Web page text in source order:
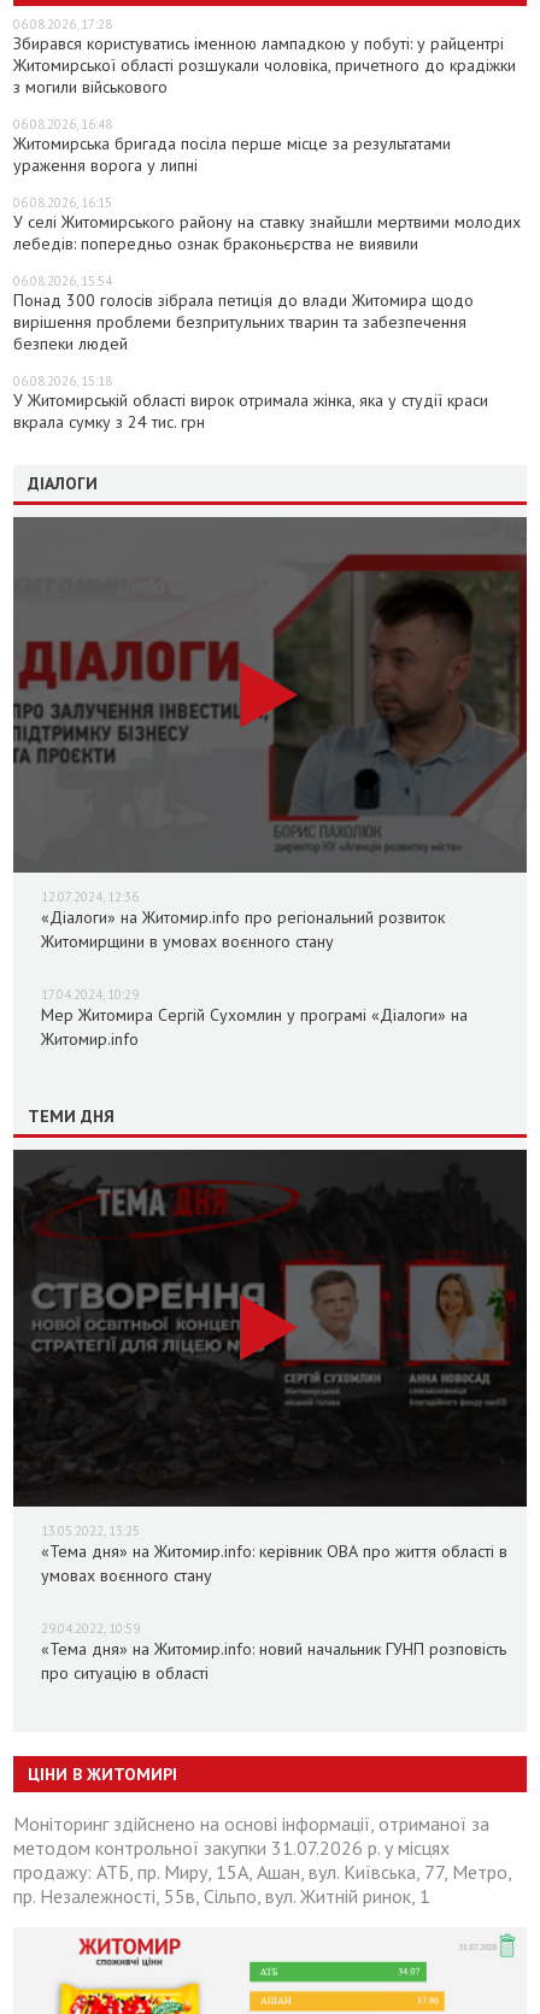
06.08.2026, 17:28
Збирався користуватись іменною лампадкою у побуті: у райцентрі
Житомирської області розшукали чоловіка, причетного до крадіжки
з могили військового
06.08.2026, 16:48
Житомирська бригада посіла перше місце за результатами
ураження ворога у липні
06.08.2026, 16:15
У селі Житомирського району на ставку знайшли мертвими молодих
лебедів: попередньо ознак браконьєрства не виявили
06.08.2026, 15:54
Понад 300 голосів зібрала петиція до влади Житомира щодо
вирішення проблеми безпритульних тварин та забезпечення
безпеки людей
06.08.2026, 15:18
У Житомирській області вирок отримала жінка, яка у студії краси
вкрала сумку з 24 тис. грн
ДІАЛОГИ
12.07.2024, 12:36
«Діалоги» на Житомир.info про регіональний розвиток
Житомирщини в умовах воєнного стану
17.04.2024, 10:29
Мер Житомира Сергій Сухомлин у програмі «Діалоги» на
Житомир.info
ТЕМИ ДНЯ
13.05.2022, 13:25
«Тема дня» на Житомир.info: керівник ОВА про життя області в
умовах воєнного стану
29.04.2022, 10:59
«Тема дня» на Житомир.info: новий начальник ГУНП розповість
про ситуацію в області
ЦІНИ В ЖИТОМИРІ
Моніторинг здійснено на основі інформації, отриманої за
методом контрольної закупки 31.07.2026 р. у місцях
продажу: АТБ, пр. Миру, 15А, Ашан, вул. Київська, 77, Метро,
пр. Незалежності, 55в, Сільпо, вул. Житній ринок, 1